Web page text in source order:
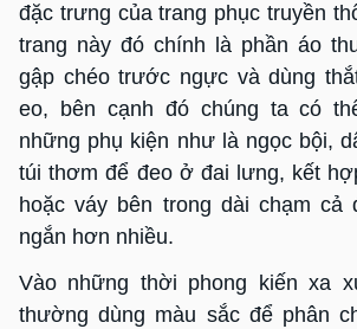
đặc trưng của trang phục truyền
trang này đó chính là phần áo
gập chéo trước ngực và dùng
eo, bên cạnh đó chúng ta có
những phụ kiện như là ngọc bội,
túi thơm để đeo ở đai lưng, kết
hoặc váy bên trong dài chạm cả
ngắn hơn nhiều.
Vào những thời phong kiến xa
thường dùng màu sắc để phân